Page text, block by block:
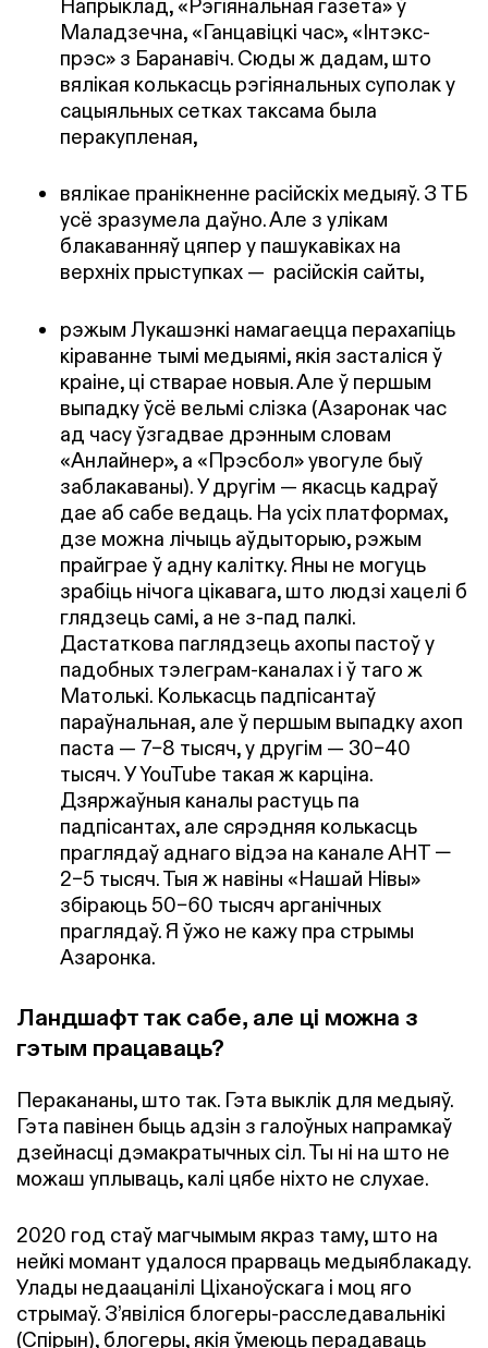
Напрыклад, «Рэгіянальная газета» ў
Маладзечна, «Ганцавіцкі час», «Інтэкс-
прэс» з Баранавіч. Сюды ж дадам, што
вялікая колькасць рэгіянальных суполак у
сацыяльных сетках таксама была
перакупленая,
вялікае пранікненне расійскіх медыяў. З ТБ
усё зразумела даўно. Але з улікам
блакаванняў цяпер у пашукавіках на
верхніх прыступках — расійскія сайты,
рэжым Лукашэнкі намагаецца перахапіць
кіраванне тымі медыямі, якія засталіся ў
краіне, ці стварае новыя. Але ў першым
выпадку ўсё вельмі слізка (Азаронак час
ад часу ўзгадвае дрэнным словам
«Анлайнер», а «Прэсбол» увогуле быў
заблакаваны). У другім — якасць кадраў
дае аб сабе ведаць. На усіх платформах,
дзе можна лічыць аўдыторыю, рэжым
прайграе ў адну калітку. Яны не могуць
зрабіць нічога цікавага, што людзі хацелі б
глядзець самі, а не з-пад палкі.
Дастаткова паглядзець ахопы пастоў у
падобных тэлеграм-каналах і ў таго ж
Матолькі. Колькасць падпісантаў
параўнальная, але ў першым выпадку ахоп
паста — 7–8 тысяч, у другім — 30–40
тысяч. У YouTube такая ж карціна.
Дзяржаўныя каналы растуць па
падпісантах, але сярэдняя колькасць
праглядаў аднаго відэа на канале АНТ —
2–5 тысяч. Тыя ж навіны «Нашай Нівы»
збіраюць 50–60 тысяч арганічных
праглядаў. Я ўжо не кажу пра стрымы
Азаронка.
Ландшафт так сабе, але ці можна з
гэтым працаваць?
Перакананы, што так. Гэта выклік для медыяў.
Гэта павінен быць адзін з галоўных напрамкаў
дзейнасці дэмакратычных сіл. Ты ні на што не
можаш уплываць, калі цябе ніхто не слухае.
2020 год стаў магчымым якраз таму, што на
нейкі момант удалося прарваць медыяблакаду.
Улады недаацанілі Ціханоўскага і моц яго
стрымаў. З’явіліся блогеры-расследавальнікі
(Спірын), блогеры, якія ўмеюць перадаваць